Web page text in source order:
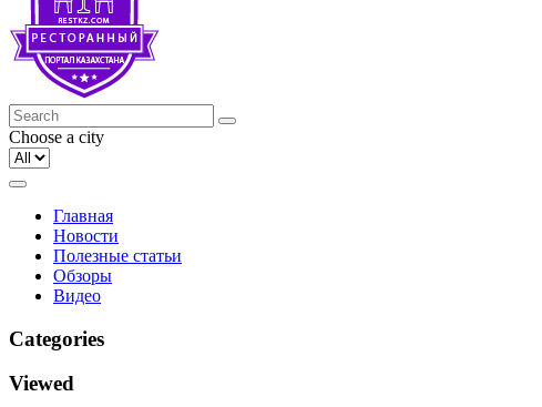
Choose a city
Главная
Новости
Полезные статьи
Обзоры
Видео
Categories
Viewed